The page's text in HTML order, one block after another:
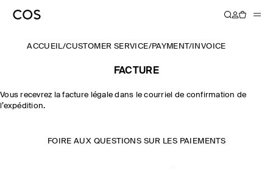
ACCUEIL/CUSTOMER SERVICE/PAYMENT/ INVOICE
FACTURE
Vous recevrez la facture légale dans le courriel de confirmation de
l’expédition.
FOIRE AUX QUESTIONS SUR LES PAIEMENTS